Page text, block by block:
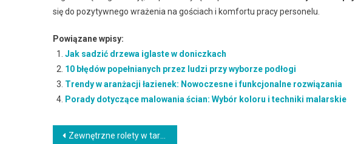
się do pozytywnego wrażenia na gościach i komfortu pracy personelu.
Powiązane wpisy:
Jak sadzić drzewa iglaste w doniczkach
10 błędów popełnianych przez ludzi przy wyborze podłogi
Trendy w aranżacji łazienek: Nowoczesne i funkcjonalne rozwiązania
Porady dotyczące malowania ścian: Wybór koloru i techniki malarskie
Nawigacja
Zewnętrzne rolety w tarapatach: jak je naprawić i uniknąć kosztów?